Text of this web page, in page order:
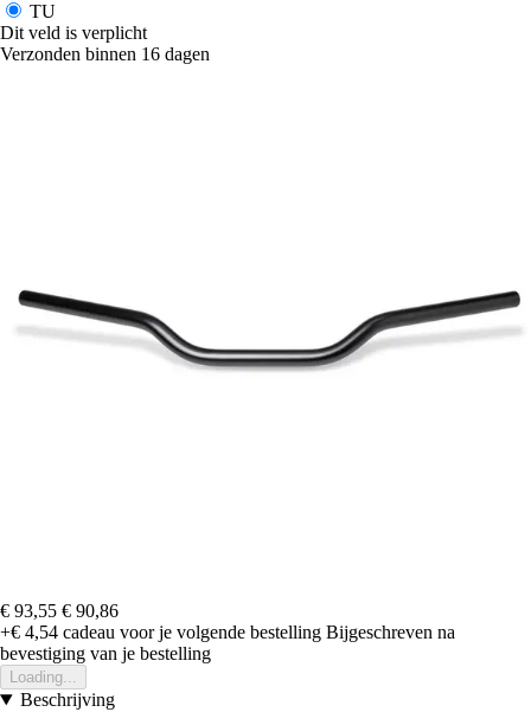
TU
Dit veld is verplicht
Verzonden binnen 16 dagen
€ 93,55 € 90,86
+€ 4,54 cadeau voor je volgende bestelling Bijgeschreven na
bevestiging van je bestelling
Loading...
Beschrijving